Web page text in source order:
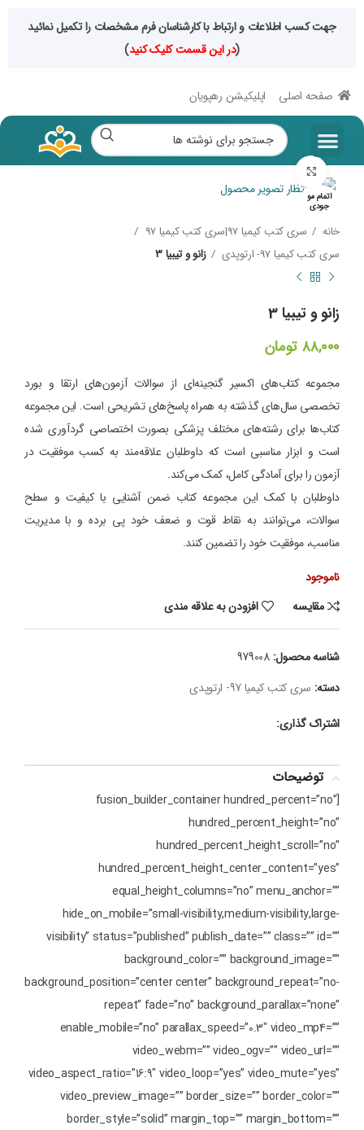
جهت کسب اطلاعات و ارتباط با کارشناسان فرم مشخصات را تکمیل نمائید
(در این قسمت کلیک کنید)
صفحه اصلی اپلیکیشن رهپویان
اتمام مو
جودی
خانه
سری کتب کیمیا 97|سری کتب کیمیا 97
سری کتب کیمیا 97- ارتوپدی
زانو و تیبیا 3
زانو و تیبیا 3
۸۸,۰۰۰ تومان
مجموعه کتاب‌های اکسیر گنجینه‌ای از سوالات آزمون‌های ارتقا و بورد
تخصصی سال‌های گذشته به همراه پاسخ‌های تشریحی است. این مجموعه
کتاب‌ها برای رشته‌های مختلف پزشکی بصورت اختصاصی گردآوری شده
است و ابزار مناسبی است که داوطلبان علاقه‌مند به کسب موفقیت در
آزمون را برای آمادگی کامل، کمک می‌کند.
داوطلبان با کمک این مجموعه کتاب ضمن آشنایی با کیفیت و سطح
سوالات، می‌توانند به نقاط قوت و ضعف خود پی برده و با مدیریت
مناسب، موفقیت خود را تضمین کنند.
ناموجود
مقایسه
افزودن به علاقه مندی
شناسه محصول:979008
دسته: سری کتب کیمیا 97- ارتوپدی
اشتراک گذاری:
توضیحات
[fusion_builder_container hundred_percent=”no”
hundred_percent_height=”no”
hundred_percent_height_scroll=”no”
hundred_percent_height_center_content=”yes”
equal_height_columns=”no” menu_anchor=””
hide_on_mobile=”small-visibility,medium-visibility,large-
visibility” status=”published” publish_date=”” class=”” id=””
background_color=”” background_image=””
background_position=”center center” background_repeat=”no-
repeat” fade=”no” background_parallax=”none”
enable_mobile=”no” parallax_speed=”0.3″ video_mp4=””
video_webm=”” video_ogv=”” video_url=””
video_aspect_ratio=”16:9″ video_loop=”yes” video_mute=”yes”
video_preview_image=”” border_size=”” border_color=””
border_style=”solid” margin_top=”” margin_bottom=””